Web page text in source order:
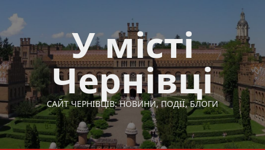
до
вмісту
У місті
Чернівці
САЙТ ЧЕРНІВЦІВ: НОВИНИ, ПОДІЇ, БЛОГИ